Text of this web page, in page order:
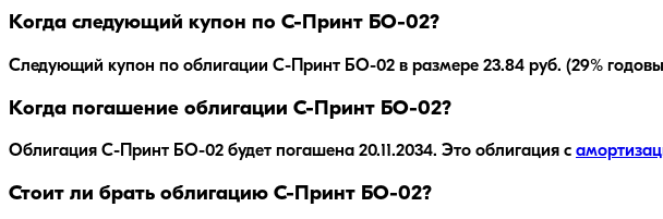
Когда следующий купон по С-Принт БО-02?
Следующий купон по облигации С-Принт БО-02 в размере 23.84 руб. (29%
Когда погашение облигации С-Принт БО-02?
Облигация С-Принт БО-02 будет погашена 20.11.2034. Это облигация с
Стоит ли брать облигацию С-Принт БО-02?